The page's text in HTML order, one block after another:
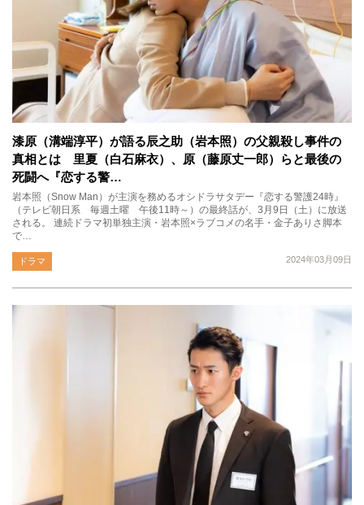
漆原（溝端淳平）が語る辰之助（岩本照）の父親殺し事件の
真相とは 里夏（白石麻衣）、原（藤原丈一郎）らと最後の
死闘へ『恋する警…
岩本照（Snow Man）が主演を務めるオシドラサタデー『恋する警護24時』
（テレビ朝日系 毎週土曜 午後11時～）の最終話が、3月9日（土）に放送
される。 連続ドラマ初単独主演・岩本照×ラブコメの名手・金子ありさ脚本
で…
2024年03月09日
ドラマ